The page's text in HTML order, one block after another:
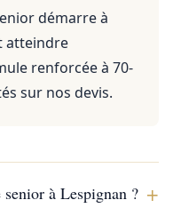
démarre à
atteindre
renforcée à 70-
sur nos devis.
à Lespignan ? +